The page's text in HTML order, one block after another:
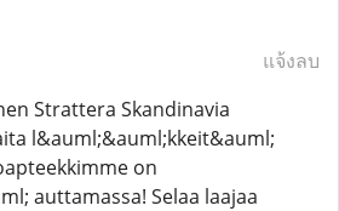
แจ้งลบ
Strattera Skandinavia
l&auml;&auml;kkeit&auml;
on
auttamassa! Selaa laajaa